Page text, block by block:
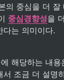
의 중심을 더 잘
중심경향성을
다는 의미이다.
해당하는 내용
서 조금 더 설명